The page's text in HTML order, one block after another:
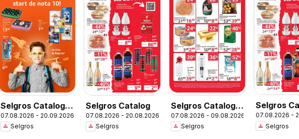
Selgros Catalog
Şcoala
07.08.2026 - 20.09.2026
Selgros
Selgros Catalog
07.08.2026 - 20.08.2026
Selgros
Selgros Catalog
Oferte de
weekend
07.08.2026 - 09.08.2026
Selgros
Selgros
Magazine
07.08.2026 -
Selgros